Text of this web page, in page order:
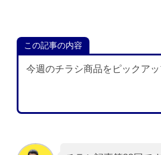
この記事の内容
今週のチラシ商品をピックア